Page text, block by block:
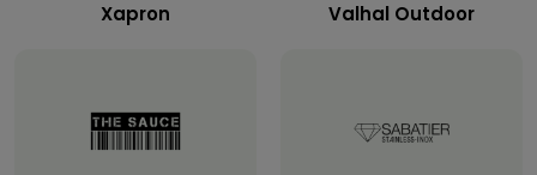
Xapron Valhal Outdoor